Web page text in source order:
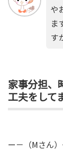
や
ま
す
家事分担、
工夫をして
ー－（Mさん